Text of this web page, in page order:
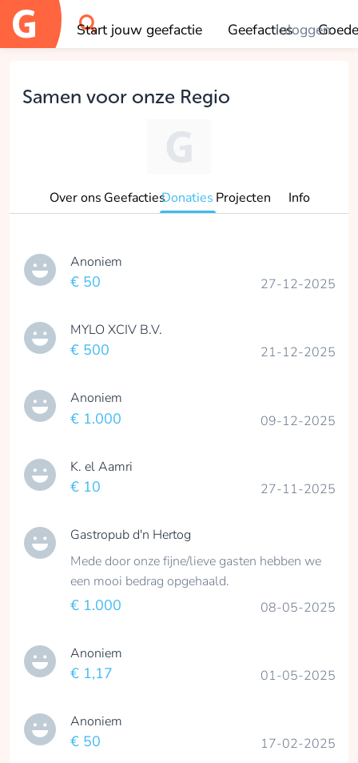
Start jouw geefactie GeefactiesInloggen
OK
Samen voor onze Regio
Over ons GeefactiesDonaties Projecten Info
Anoniem
€ 50 27-12-2025
MYLO XCIV B.V.
€ 500 21-12-2025
Anoniem
€ 1.000 09-12-2025
K. el Aamri
€ 10 27-11-2025
Gastropub d'n Hertog
Mede door onze fijne/lieve gasten hebben we
een mooi bedrag opgehaald.
€ 1.000 08-05-2025
Anoniem
€ 1,17 01-05-2025
Anoniem
€ 50 17-02-2025